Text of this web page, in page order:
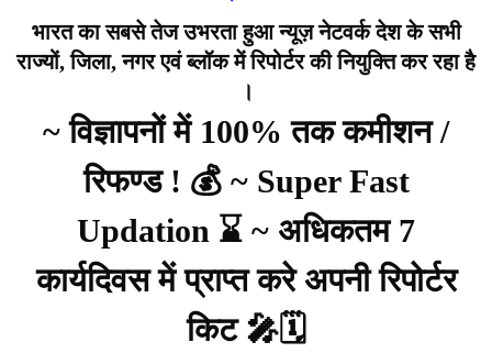
भारत का सबसे तेज उभरता हुआ न्यूज़ नेटवर्क देश के सभी
राज्यों, जिला, नगर एवं ब्लॉक में रिपोर्टर की नियुक्ति कर रहा है
।
~ विज्ञापनों में 100% तक कमीशन /
रिफण्ड ! 💰 ~ Super Fast
Updation ⌛ ~ अधिकतम 7
कार्यदिवस में प्राप्त करे अपनी रिपोर्टर
किट 🎤🗓️